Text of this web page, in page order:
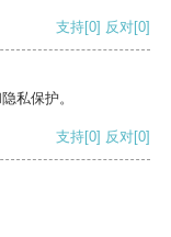
支持[0] 反对[0]
私保护。
支持[0] 反对[0]